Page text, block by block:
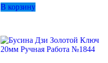
В корзину